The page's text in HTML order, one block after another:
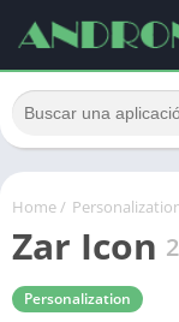
Home/
Zar Icon
Personalization